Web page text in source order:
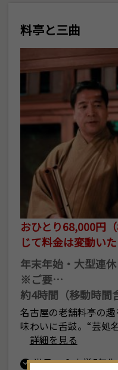
料亭と三曲
おひとり68,000円
じて料金は変動い
年末年始・大型連
※ご要…
約4時間（移動時間
名古屋の老舗料亭の
味わいに舌鼓。“芸処
詳細を見る
半日 小学5年